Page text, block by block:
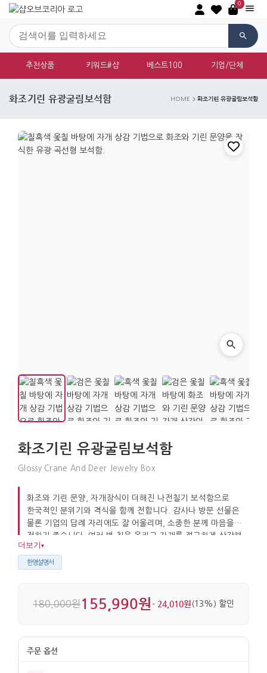
0
추천상품 키워드#샵 베스트100 기업/단체
화조기린 유광굴림보석함 HOME 화조기린 유광굴림보석함
화조기린 유광굴림보석함
Glossy Crane And Deer Jewelry Box
화조와 기린 문양, 자개장식이 더해진 나전칠기 보석함으로
한국적인 분위기와 격식을 함께 전합니다. 감사나 방문 선물은
물론 기업의 답례 자리에도 잘 어울리며, 소중한 분께 마음을
전하기 좋습니다. 여러 번 칠을 올리고 자개를 정교하게 상감해
유광 마감을 완성했습니다.
더보기 ▾
한영설명서
180,000원155,990원- 24,010원 (13%) 할인